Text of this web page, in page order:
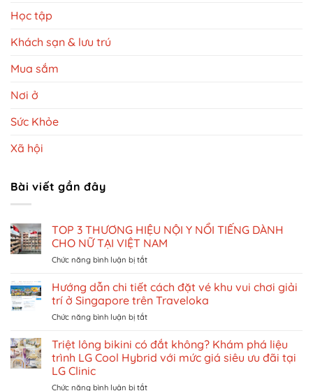
Học tập
Khách sạn & lưu trú
Mua sắm
Nơi ở
Sức Khỏe
Xã hội
Bài viết gần đây
TOP 3 THƯƠNG HIỆU NỘI Y NỔI TIẾNG DÀNH
CHO NỮ TẠI VIỆT NAM
Chức năng bình luận bị tắtở
THƯƠNG
HIỆU
NỘI
NỔI
TIẾNG
DÀNH
Hướng dẫn chi tiết cách đặt vé khu vui chơi giải
trí ở Singapore trên Traveloka
Chức năng bình luận bị tắtở
dẫn
chi
tiết
đặt
Triệt lông bikini có đắt không? Khám phá liệu
trình LG Cool Hybrid với mức giá siêu ưu đãi tại
LG Clinic
Chức năng bình luận bị tắtở